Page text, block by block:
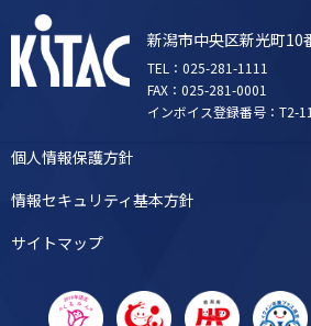
新潟市中央区新光町10
TEL：025-281-1111
FAX：025-281-0001
インボイス登録番号：T2-
個人情報保護方針
情報セキュリティ基本方針
サイトマップ